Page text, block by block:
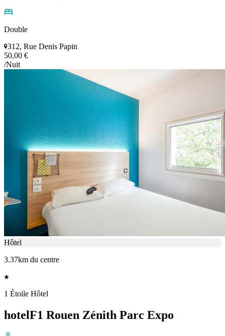
Double
312, Rue Denis Papin
50,00 €
/Nuit
Hôtel
3.37km du centre
1 Étoile Hôtel
hotelF1 Rouen Zénith Parc Expo